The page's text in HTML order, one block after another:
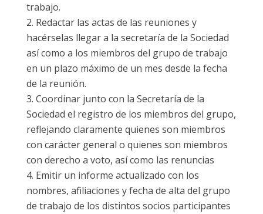
trabajo.
Redactar las actas de las reuniones y
hacérselas llegar a la secretaría de la Sociedad
así como a los miembros del grupo de trabajo
en un plazo máximo de un mes desde la fecha
de la reunión.
Coordinar junto con la Secretaría de la
Sociedad el registro de los miembros del grupo,
reflejando claramente quienes son miembros
con carácter general o quienes son miembros
con derecho a voto, así como las renuncias
Emitir un informe actualizado con los
nombres, afiliaciones y fecha de alta del grupo
de trabajo de los distintos socios participantes